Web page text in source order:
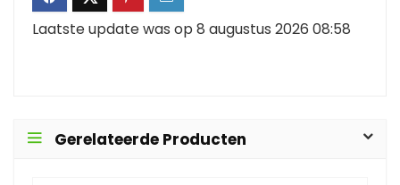
Laatste update was op 8 augustus 2026 08:58
Gerelateerde Producten